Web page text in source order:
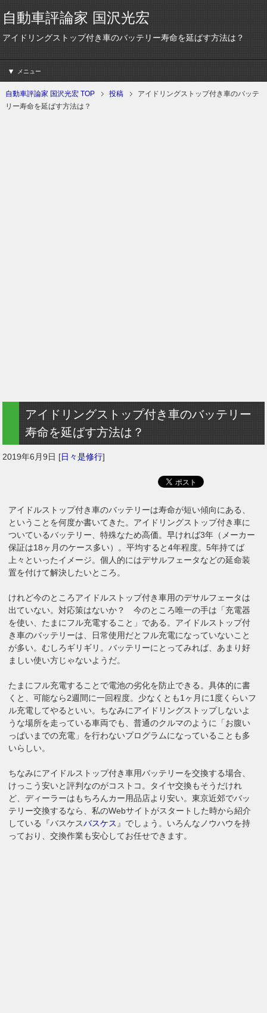
自動車評論家 国沢光宏
アイドリングストップ付き車のバッテリー寿命を延ばす方法は？
メニュー
自動車評論家 国沢光宏 TOP 投稿
アイドリングストップ付き車のバッテ
リー寿命を延ばす方法は？
アイドリングストップ付き車のバッテリー
寿命を延ばす方法は？
2019年6月9日 [日々是修行]
アイドルストップ付き車のバッテリーは寿命が短い傾向にある、
ということを何度か書いてきた。アイドリングストップ付き車に
ついているバッテリー、特殊なため高価。早ければ3年（メーカー
保証は18ヶ月のケース多い）。平均すると4年程度。5年持てば
上々といったイメージ。個人的にはデサルフェータなどの延命装
置を付けて解決したいところ。
けれど今のところアイドルストップ付き車用のデサルフェータは
出ていない。対応策はないか？ 今のところ唯一の手は「充電器
を使い、たまにフル充電すること」である。アイドルストップ付
き車のバッテリーは、日常使用だとフル充電になっていないこと
が多い。むしろギリギリ。バッテリーにとってみれば、あまり好
ましい使い方じゃないようだ。
たまにフル充電することで電池の劣化を防止できる。具体的に書
くと、可能なら2週間に一回程度。少なくとも1ヶ月に1度くらいフ
ル充電してやるといい。ちなみにアイドリングストップしないよ
うな場所を走っている車両でも、普通のクルマのように「お腹い
っぱいまでの充電」を行わないプログラムになっていることも多
いらしい。
ちなみにアイドルストップ付き車用バッテリーを交換する場合、
けっこう安いと評判なのがコストコ。タイヤ交換もそうだけれ
ど、ディーラーはもちろんカー用品店より安い。東京近郊でバッ
テリー交換するなら、私のWebサイトがスタートした時から紹介
している『バスケスバスケス 』でしょう。いろんなノウハウを持
っており、交換作業も安心してお任せできます。